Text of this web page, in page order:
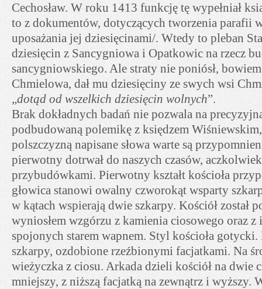
Cechosław. W roku 1413 funkcję tę wypełniał
to z dokumentów, dotyczących tworzenia parafii
uposażania jej dziesięcinami/. Wtedy to pleban
dziesięcin z Sancygniowa i Opatkowic na rzecz
sancygniowskiego. Ale straty nie poniósł,
Chmielowa, dał mu dziesięciny ze swych wsi
„dotąd od wszelkich dziesięcin wolnych”.
Brak dokładnych badań nie pozwala na
podbudowaną polemikę z księdzem
polszczyzną napisane słowa warte są
pierwotny dotrwał do naszych czasów,
przybudówkami. Pierwotny kształt kościoła
głowica stanowi owalny czworokąt wsparty
w kątach wspierają dwie szkarpy. Kościół został
wyniosłem wzgórzu z kamienia ciosowego oraz
spojonych starem wapnem. Styl kościoła
szkarpy, ozdobione rzeźbionymi facjatkami. Na
wieżyczka z ciosu. Arkada dzieli kościół na dwie
mniejszy, z niższą facjatką na zewnątrz i wyższy.